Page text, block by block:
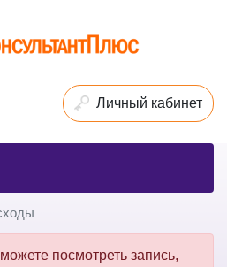
Личный кабинет
посмотреть запись,